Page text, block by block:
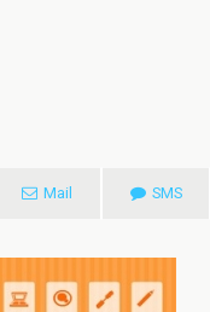
Mail SMS